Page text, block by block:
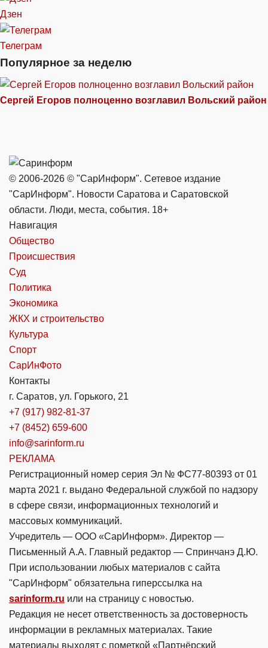
Дзен
Телеграм
Популярное за неделю
Сергей Егоров полноценно возглавил Вольский район
© 2006-2026 © "СарИнформ". Сетевое издание
"СарИнформ". Новости Саратова и Саратовской
области. Люди, места, события. 18+
Навигация
Общество
Происшествия
Суд
Политика
Экономика
ЖКХ и строительство
Культура
Спорт
СарИнФото
Контакты
г. Саратов, ул. Горького, 21
+7 (917) 982-81-37
+7 (8452) 659-600
info@sarinform.ru
РЕКЛАМА
Регистрационный номер серия Эл № ФС77-80393 от 01
марта 2021 г. выдано Федеральной службой по надзору
в сфере связи, информационных технологий и
массовых коммуникаций.
Учредитель — ООО «СарИнформ». Директор —
Письменный А.А. Главный редактор — Спринчанэ Д.Ю.
При использовании любых материалов с сайта
"СарИнформ" обязательна гиперссылка на
sarinform.ru или на страницу с новостью.
Редакция не несет ответственность за достоверность
информации в рекламных материалах. Такие
материалы выходят с пометкой «Партнёрский